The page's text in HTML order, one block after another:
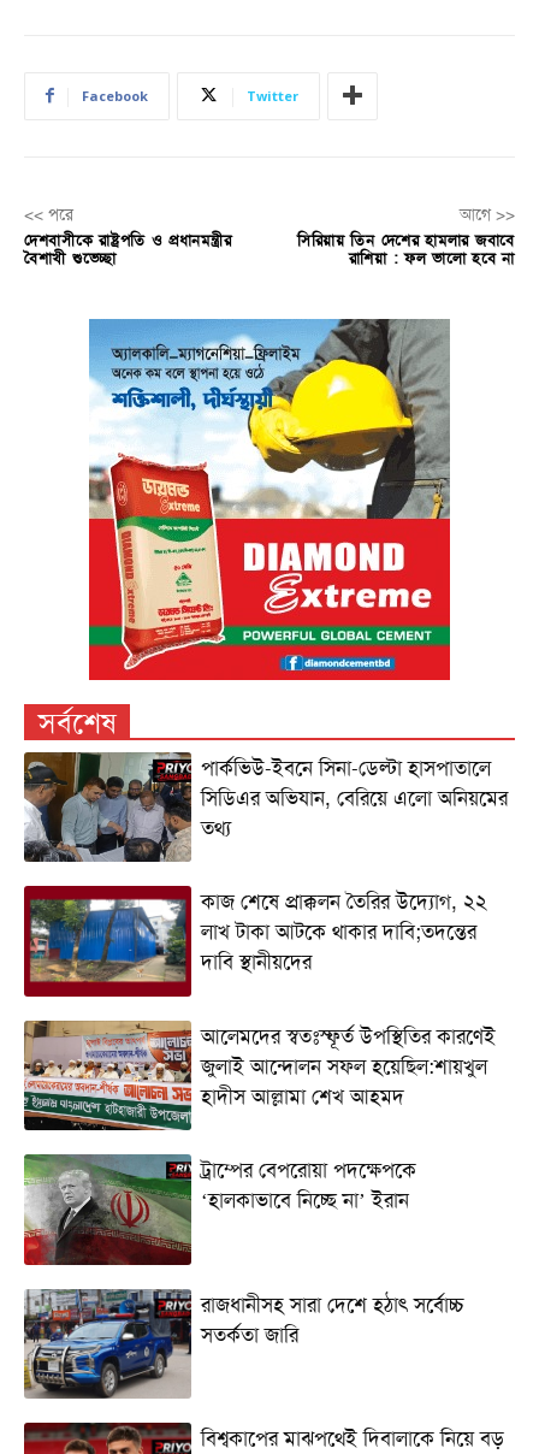
Facebook Twitter
<< পরে
দেশবাসীকে রাষ্ট্রপতি ও প্রধানমন্ত্রীর
বৈশাখী শুভেচ্ছা
আগে >>
সিরিয়ায় তিন দেশের হামলার জবাবে
রাশিয়া : ফল ভালো হবে না
সর্বশেষ
পার্কভিউ-ইবনে সিনা-ডেল্টা হাসপাতালে
সিডিএর অভিযান, বেরিয়ে এলো অনিয়মের
তথ্য
কাজ শেষে প্রাক্কলন তৈরির উদ্যোগ, ২২
লাখ টাকা আটকে থাকার দাবি;তদন্তের
দাবি স্থানীয়দের
আলেমদের স্বতঃস্ফূর্ত উপস্থিতির কারণেই
জুলাই আন্দোলন সফল হয়েছিল:শায়খুল
হাদীস আল্লামা শেখ আহমদ
ট্রাম্পের বেপরোয়া পদক্ষেপকে
‘হালকাভাবে নিচ্ছে না’ ইরান
রাজধানীসহ সারা দেশে হঠাৎ সর্বোচ্চ
সতর্কতা জা‌রি
বিশ্বকাপের মাঝপথেই দিবালাকে নিয়ে বড়